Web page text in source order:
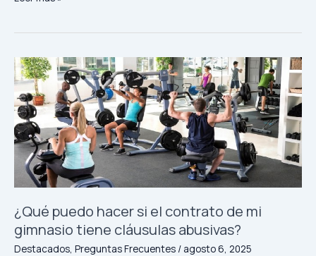
¿Qué puedo hacer si el contrato de mi
gimnasio tiene cláusulas abusivas?
Destacados, Preguntas Frecuentes / agosto 6, 2025
¿Qué
puedo
hacer
si
el
contrato
de
gimnasio
tiene
cláusulas
abusivas?